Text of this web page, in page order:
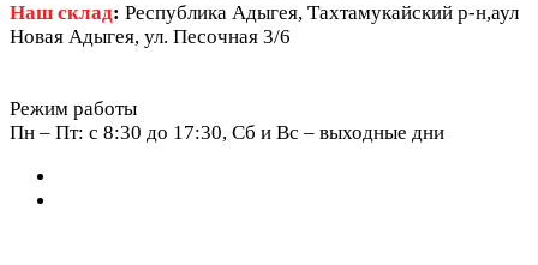
Наш склад: Республика Адыгея, Тахтамукайский р-н,аул
Новая Адыгея, ул. Песочная 3/6
Режим работы
Пн – Пт: c 8:30 до 17:30, Сб и Вс – выходные дни